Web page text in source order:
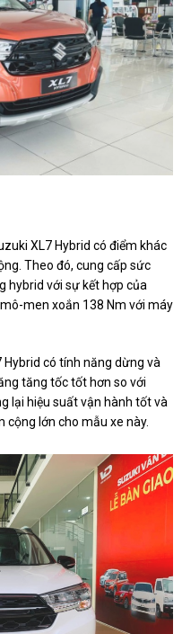
XL7 Hybrid có điểm khác
Theo đó, cung cấp sức
hybrid với sự kết hợp của
men xoắn 138 Nm với máy
có tính năng dừng và
tăng tốc tốt hơn so với
lại hiệu suất vận hành tốt và
cộng lớn cho mẫu xe này.